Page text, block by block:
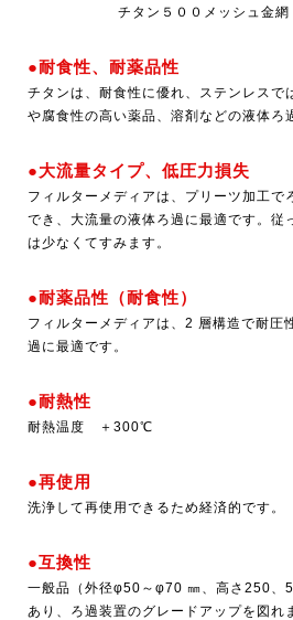
チタン５００メッシュ金網
●耐食性、耐薬品性
チタンは、耐食性に優れ、ステンレスで
や腐食性の高い薬品、溶剤などの液体ろ
●大流量タイプ、低圧力損失
フィルターメディアは、プリーツ加工で
でき、大流量の液体ろ過に最適です。従
は少なくてすみます。
●耐薬品性（耐食性）
フィルターメディアは、2 層構造で耐圧
過に最適です。
●耐熱性
耐熱温度 ＋300℃
●再使用
洗浄して再使用できるため経済的です。
●互換性
一般品（外径φ50～φ70 ㎜、高さ250、
あり、ろ過装置のグレードアップを図れ